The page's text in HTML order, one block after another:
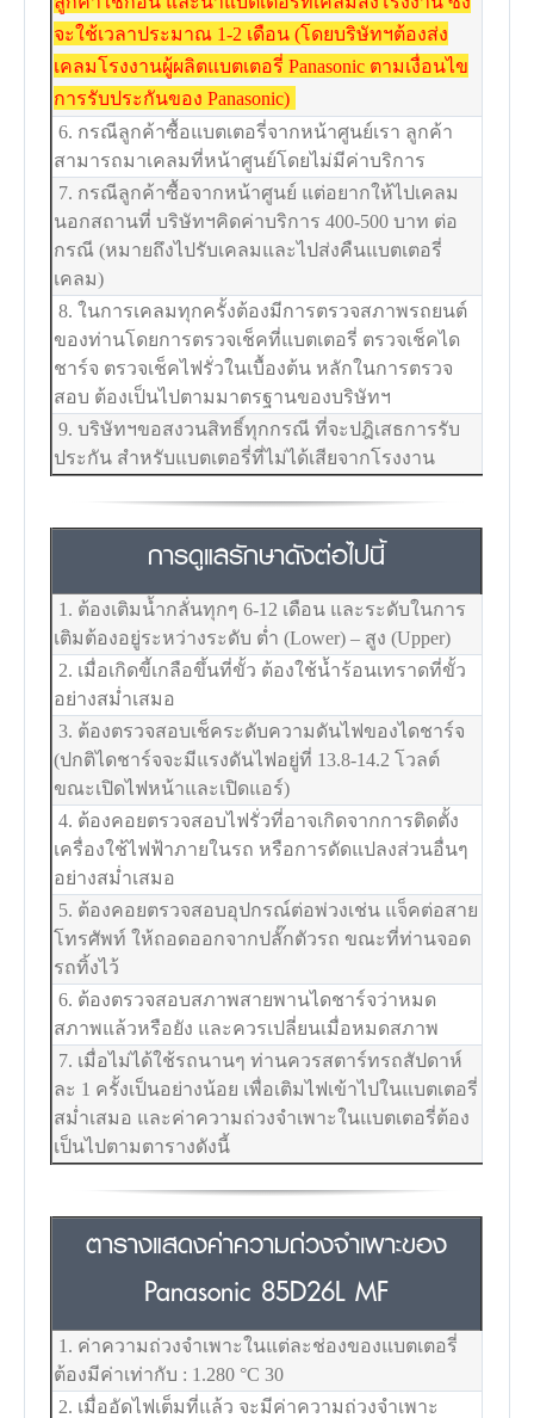
จะใช้เวลาประมาณ 1-2 เดือน (โดยบริษัทฯต้องส่ง
เคลมโรงงานผู้ผลิตแบตเตอรี่ Panasonic ตามเงื่อนไข
การรับประกันของ Panasonic)
6. กรณีลูกค้าซื้อแบตเตอรี่จากหน้าศูนย์เรา ลูกค้า
สามารถมาเคลมที่หน้าศูนย์โดยไม่มีค่าบริการ
7. กรณีลูกค้าซื้อจากหน้าศูนย์ แต่อยากให้ไปเคลม
นอกสถานที่ บริษัทฯคิดค่าบริการ 400-500 บาท ต่อ
กรณี (หมายถึงไปรับเคลมและไปส่งคืนแบตเตอรี่
เคลม)
8. ในการเคลมทุกครั้งต้องมีการตรวจสภาพรถยนต์
ของท่านโดยการตรวจเช็คที่แบตเตอรี่ ตรวจเช็คได
ชาร์จ ตรวจเช็คไฟรั่วในเบื้องต้น หลักในการตรวจ
สอบ ต้องเป็นไปตามมาตรฐานของบริษัทฯ
9. บริษัทฯขอสงวนสิทธิ์ทุกกรณี ที่จะปฎิเสธการรับ
ประกัน สำหรับแบตเตอรี่ที่ไม่ได้เสียจากโรงงาน
การดูแลรักษาดังต่อไปนี้
1. ต้องเติมน้ำกลั่นทุกๆ 6-12 เดือน และระดับในการ
เติมต้องอยู่ระหว่างระดับ ต่ำ (Lower) – สูง (Upper)
2. เมื่อเกิดขี้เกลือขึ้นที่ขั้ว ต้องใช้น้ำร้อนเทราดที่ขั้ว
อย่างสม่ำเสมอ
3. ต้องตรวจสอบเช็คระดับความดันไฟของไดชาร์จ
(ปกติไดชาร์จจะมีแรงดันไฟอยู่ที่ 13.8-14.2 โวลต์
ขณะเปิดไฟหน้าและเปิดแอร์)
4. ต้องคอยตรวจสอบไฟรั่วที่อาจเกิดจากการติดตั้ง
เครื่องใช้ไฟฟ้าภายในรถ หรือการดัดแปลงส่วนอื่นๆ
อย่างสม่ำเสมอ
5. ต้องคอยตรวจสอบอุปกรณ์ต่อพ่วงเช่น แจ็คต่อสาย
โทรศัพท์ ให้ถอดออกจากปลั๊กตัวรถ ขณะที่ท่านจอด
รถทิ้งไว้
6. ต้องตรวจสอบสภาพสายพานไดชาร์จว่าหมด
สภาพแล้วหรือยัง และควรเปลี่ยนเมื่อหมดสภาพ
7. เมื่อไม่ได้ใช้รถนานๆ ท่านควรสตาร์ทรถสัปดาห์
ละ 1 ครั้งเป็นอย่างน้อย เพื่อเติมไฟเข้าไปในแบตเตอรี่
สม่ำเสมอ และค่าความถ่วงจำเพาะในแบตเตอรี่ต้อง
เป็นไปตามตารางดังนี้
ตารางแสดงค่าความถ่วงจำเพาะของ
Panasonic 85D26L MF
1. ค่าความถ่วงจำเพาะในแต่ละช่องของแบตเตอรี่
ต้องมีค่าเท่ากับ : 1.280 °C 30
2. เมื่ออัดไฟเต็มที่แล้ว จะมีค่าความถ่วงจำเพาะ